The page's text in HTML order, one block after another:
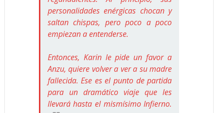
personalidades enérgicas chocan y
saltan chispas, pero poco a poco
empiezan a entenderse.
Entonces, Karin le pide un favor a
Anzu, quiere volver a ver a su madre
fallecida. Ese es el punto de partida
para un dramático viaje que les
llevará hasta el mismísimo Infierno.